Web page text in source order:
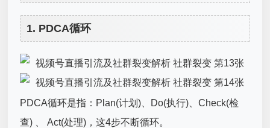
1. PDCA循环
PDCA循环是指：Plan(计划)、Do(执行)、Check(检
查) 、 Act(处理)，这4步不断循环。